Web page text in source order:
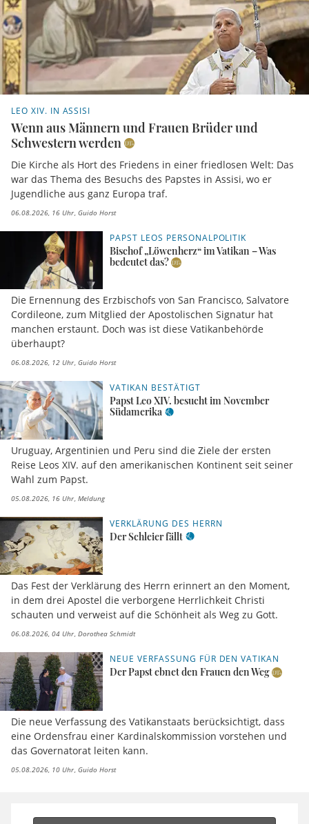
LEO XIV. IN ASSISI
Wenn aus Männern und Frauen Brüder und
Schwestern werden
Die Kirche als Hort des Friedens in einer friedlosen Welt: Das
war das Thema des Besuchs des Papstes in Assisi, wo er
Jugendliche aus ganz Europa traf.
06.08.2026, 16 Uhr Guido Horst
PAPST LEOS PERSONALPOLITIK
Bischof „Löwenherz“ im Vatikan – Was
bedeutet das?
Die Ernennung des Erzbischofs von San Francisco, Salvatore
Cordileone, zum Mitglied der Apostolischen Signatur hat
manchen erstaunt. Doch was ist diese Vatikanbehörde
überhaupt?
06.08.2026, 12 Uhr Guido Horst
VATIKAN BESTÄTIGT
Papst Leo XIV. besucht im November
Südamerika
Uruguay, Argentinien und Peru sind die Ziele der ersten
Reise Leos XIV. auf den amerikanischen Kontinent seit seiner
Wahl zum Papst.
05.08.2026, 16 Uhr Meldung
VERKLÄRUNG DES HERRN
Der Schleier fällt
Das Fest der Verklärung des Herrn erinnert an den Moment,
in dem drei Apostel die verborgene Herrlichkeit Christi
schauten und verweist auf die Schönheit als Weg zu Gott.
06.08.2026, 04 Uhr Dorothea Schmidt
NEUE VERFASSUNG FÜR DEN VATIKAN
Der Papst ebnet den Frauen den Weg
Die neue Verfassung des Vatikanstaats berücksichtigt, dass
eine Ordensfrau einer Kardinalskommission vorstehen und
das Governatorat leiten kann.
05.08.2026, 10 Uhr Guido Horst